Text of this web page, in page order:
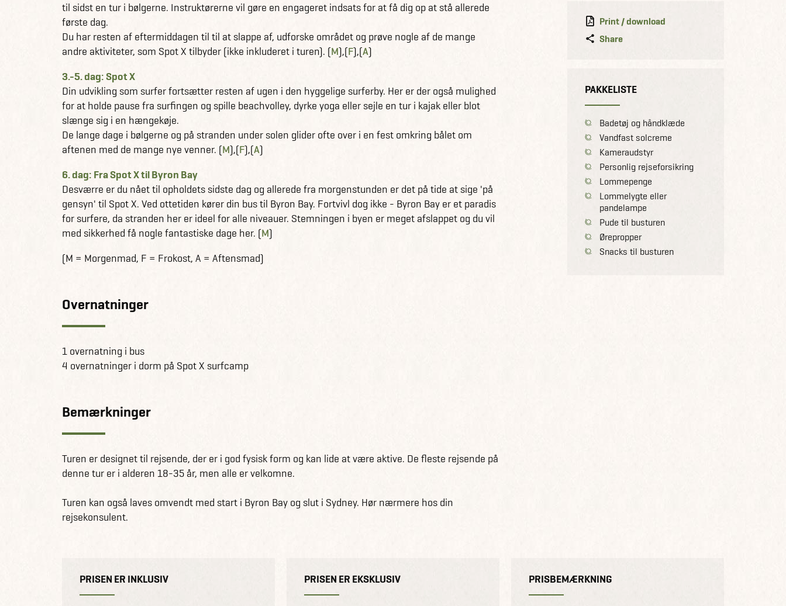
til sidst en tur i bølgerne. Instruktørerne vil gøre en engageret indsats for at få dig op at stå allerede
første dag.
Du har resten af eftermiddagen til til at slappe af, udforske området og prøve nogle af de mange
andre aktiviteter, som Spot X tilbyder (ikke inkluderet i turen). (M),(F),(A)
3.-5. dag: Spot X
Din udvikling som surfer fortsætter resten af ugen i den hyggelige surferby. Her er der også mulighed
for at holde pause fra surfingen og spille beachvolley, dyrke yoga eller sejle en tur i kajak eller blot
slænge sig i en hængekøje.
De lange dage i bølgerne og på stranden under solen glider ofte over i en fest omkring bålet om
aftenen med de mange nye venner. (M),(F),(A)
6. dag: Fra Spot X til Byron Bay
Desværre er du nået til opholdets sidste dag og allerede fra morgenstunden er det på tide at sige 'på
gensyn' til Spot X. Ved ottetiden kører din bus til Byron Bay. Fortvivl dog ikke - Byron Bay er et paradis
for surfere, da stranden her er ideel for alle niveauer. Stemningen i byen er meget afslappet og du vil
med sikkerhed få nogle fantastiske dage her. (M)
(M = Morgenmad, F = Frokost, A = Aftensmad)
Overnatninger
1 overnatning i bus
4 overnatninger i dorm på Spot X surfcamp
Bemærkninger
Turen er designet til rejsende, der er i god fysisk form og kan lide at være aktive. De fleste rejsende på
denne tur er i alderen 18-35 år, men alle er velkomne.
Turen kan også laves omvendt med start i Byron Bay og slut i Sydney. Hør nærmere hos din
rejsekonsulent.
Print / download
Share
PAKKELISTE
Badetøj og håndklæde
Vandfast solcreme
Kameraudstyr
Personlig rejseforsikring
Lommepenge
Lommelygte eller
pandelampe
Pude til busturen
Ørepropper
Snacks til busturen
PRISEN ER INKLUSIV PRISEN ER EKSKLUSIV PRISBEMÆRKNING